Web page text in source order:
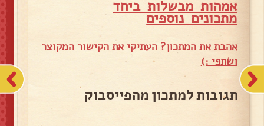
אמהות מבשלות ביחד
מתכונים נוספים
אהבת את המתכון? העתיקי את הקישור המקוצר
ושתפי :)
תגובות למתכון מהפייסבוק